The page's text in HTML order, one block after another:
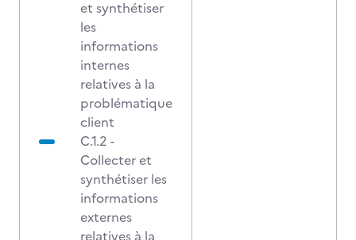
et synthétiser
les
informations
internes
relatives à la
problématique
client
C.1.2 -
Collecter et
synthétiser les
informations
externes
relatives à la